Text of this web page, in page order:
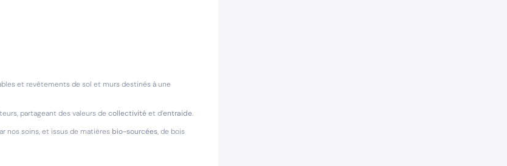
et revêtements de sol et murs destinés à une
partageant des valeurs de collectivitéet d’entraide.
nos soins, et issus de matières bio-sourcées, de bois